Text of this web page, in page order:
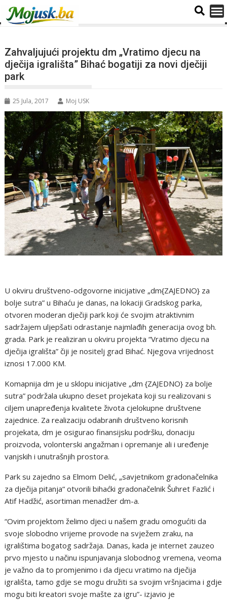
Zahvaljujući projektu dm „Vratimo djecu na
dječija igrališta” Bihać bogatiji za novi dječiji
park
25 Jula, 2017 Moj USK
U okviru društveno-odgovorne inicijative „dm{ZAJEDNO} za
bolje sutra” u Bihaću je danas, na lokaciji Gradskog parka,
otvoren moderan dječiji park koji će svojim atraktivnim
sadržajem uljepšati odrastanje najmlađih generacija ovog bh.
grada. Park je realiziran u okviru projekta “Vratimo djecu na
dječija igrališta” čiji je nositelj grad Bihać. Njegova vrijednost
iznosi 17.000 KM.
Komapnija dm je u sklopu inicijative „dm {ZAJEDNO} za bolje
sutra” podržala ukupno deset projekata koji su realizovani s
ciljem unapređenja kvalitete života cjelokupne društvene
zajednice. Za realizaciju odabranih društveno korisnih
projekata, dm je osigurao finansijsku podršku, donaciju
proizvoda, volonterski angažman i opremanje ali i uređenje
vanjskih i unutrašnjih prostora.
Park su zajedno sa Elmom Delić, „savjetnikom gradonačelnika
za dječija pitanja“ otvorili bihaćki gradonačelnik Šuhret Fazlić i
Atif Hadžić, asortiman menadžer dm-a.
“Ovim projektom želimo djeci u našem gradu omogućiti da
svoje slobodno vrijeme provode na svježem zraku, na
igralištima bogatog sadržaja. Danas, kada je internet zauzeo
prvo mjesto u načinu ispunjavanja slobodnog vremena, veoma
je važno da to promjenimo i da djecu vratimo na dječija
igrališta, tamo gdje se mogu družiti sa svojim vršnjacima i gdje
mogu biti kreatori svoje mašte za igru”- izjavio je